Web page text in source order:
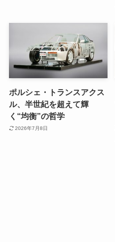
ポルシェ・トランスアクス
ル、半世紀を超えて輝
く“均衡”の哲学
2026年7月8日